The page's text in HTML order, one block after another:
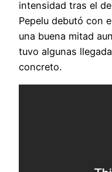
intensidad tras el
Pepelu debutó con
una buena mitad
tuvo algunas
concreto.